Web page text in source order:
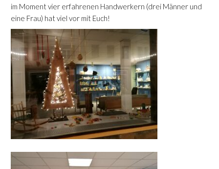
im Moment vier erfahrenen Handwerkern (drei Männer und
eine Frau) hat viel vor mit Euch!